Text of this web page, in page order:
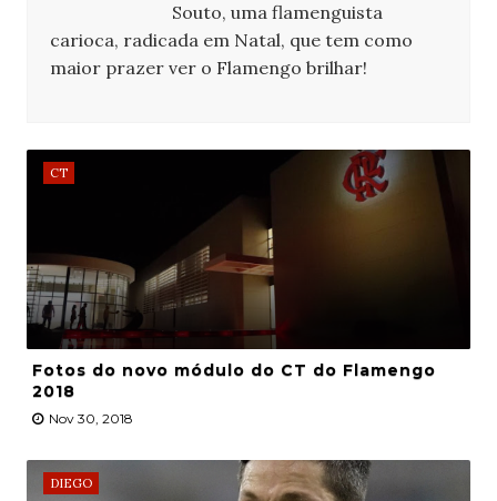
Souto, uma flamenguista
carioca, radicada em Natal, que tem como
maior prazer ver o Flamengo brilhar!
CT
Fotos do novo módulo do CT do Flamengo
2018
Nov 30, 2018
DIEGO